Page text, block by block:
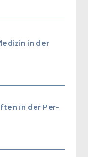
in der
in der Per­